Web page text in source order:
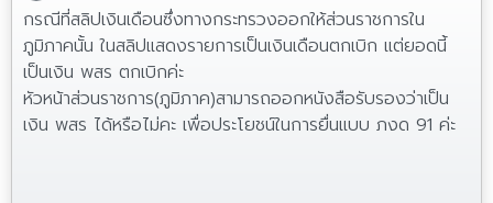
กรณีที่สลิปเงินเดือนซึ่งทางกระทรวงออกให้ส่วนราชการใน
ภูมิภาคนั้น ในสลิปแสดงรายการเป็นเงินเดือนตกเบิก แต่ยอดนี้
เป็นเงิน พสร ตกเบิกค่ะ
หัวหน้าส่วนราชการ(ภูมิภาค)สามารถออกหนังสือรับรองว่าเป็น
เงิน พสร ได้หรือไม่คะ เพื่อประโยชน์ในการยื่นแบบ ภงด 91 ค่ะ